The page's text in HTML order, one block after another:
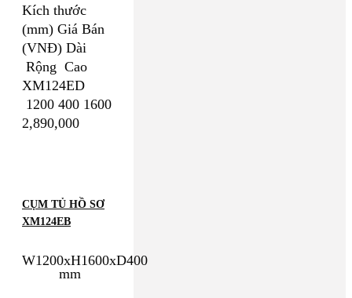
Kích thước
(mm) Giá Bán
(VNĐ) Dài
Rộng Cao
XM124ED
1200 400 1600
2,890,000
CỤM TỦ HỒ SƠ
XM124EB
W1200xH1600xD400
mm